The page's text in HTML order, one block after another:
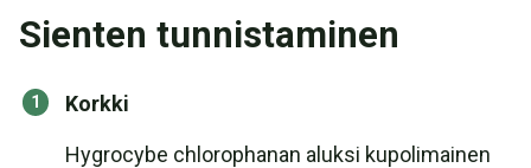
Sienten tunnistaminen
Korkki
Hygrocybe chlorophanan aluksi kupolimainen